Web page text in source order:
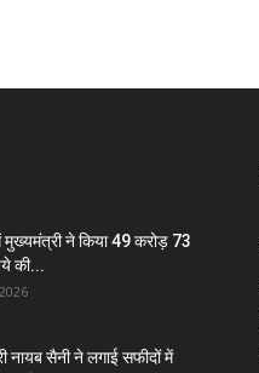
मुख्यमंत्री ने किया 49 करोड़ 73
की...
नायब सैनी ने लगाई सफीदों में